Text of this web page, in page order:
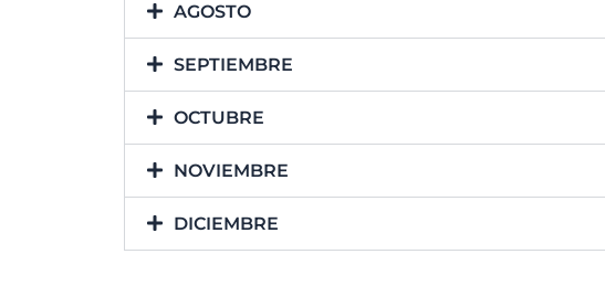
AGOSTO
SEPTIEMBRE
OCTUBRE
NOVIEMBRE
DICIEMBRE